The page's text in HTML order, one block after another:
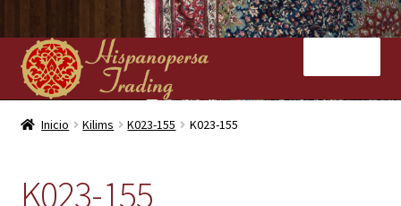
Ir
a
la
navegación
Ir
al
contenido
InicioInicio Kilims K023-155 K023-155
K023-155